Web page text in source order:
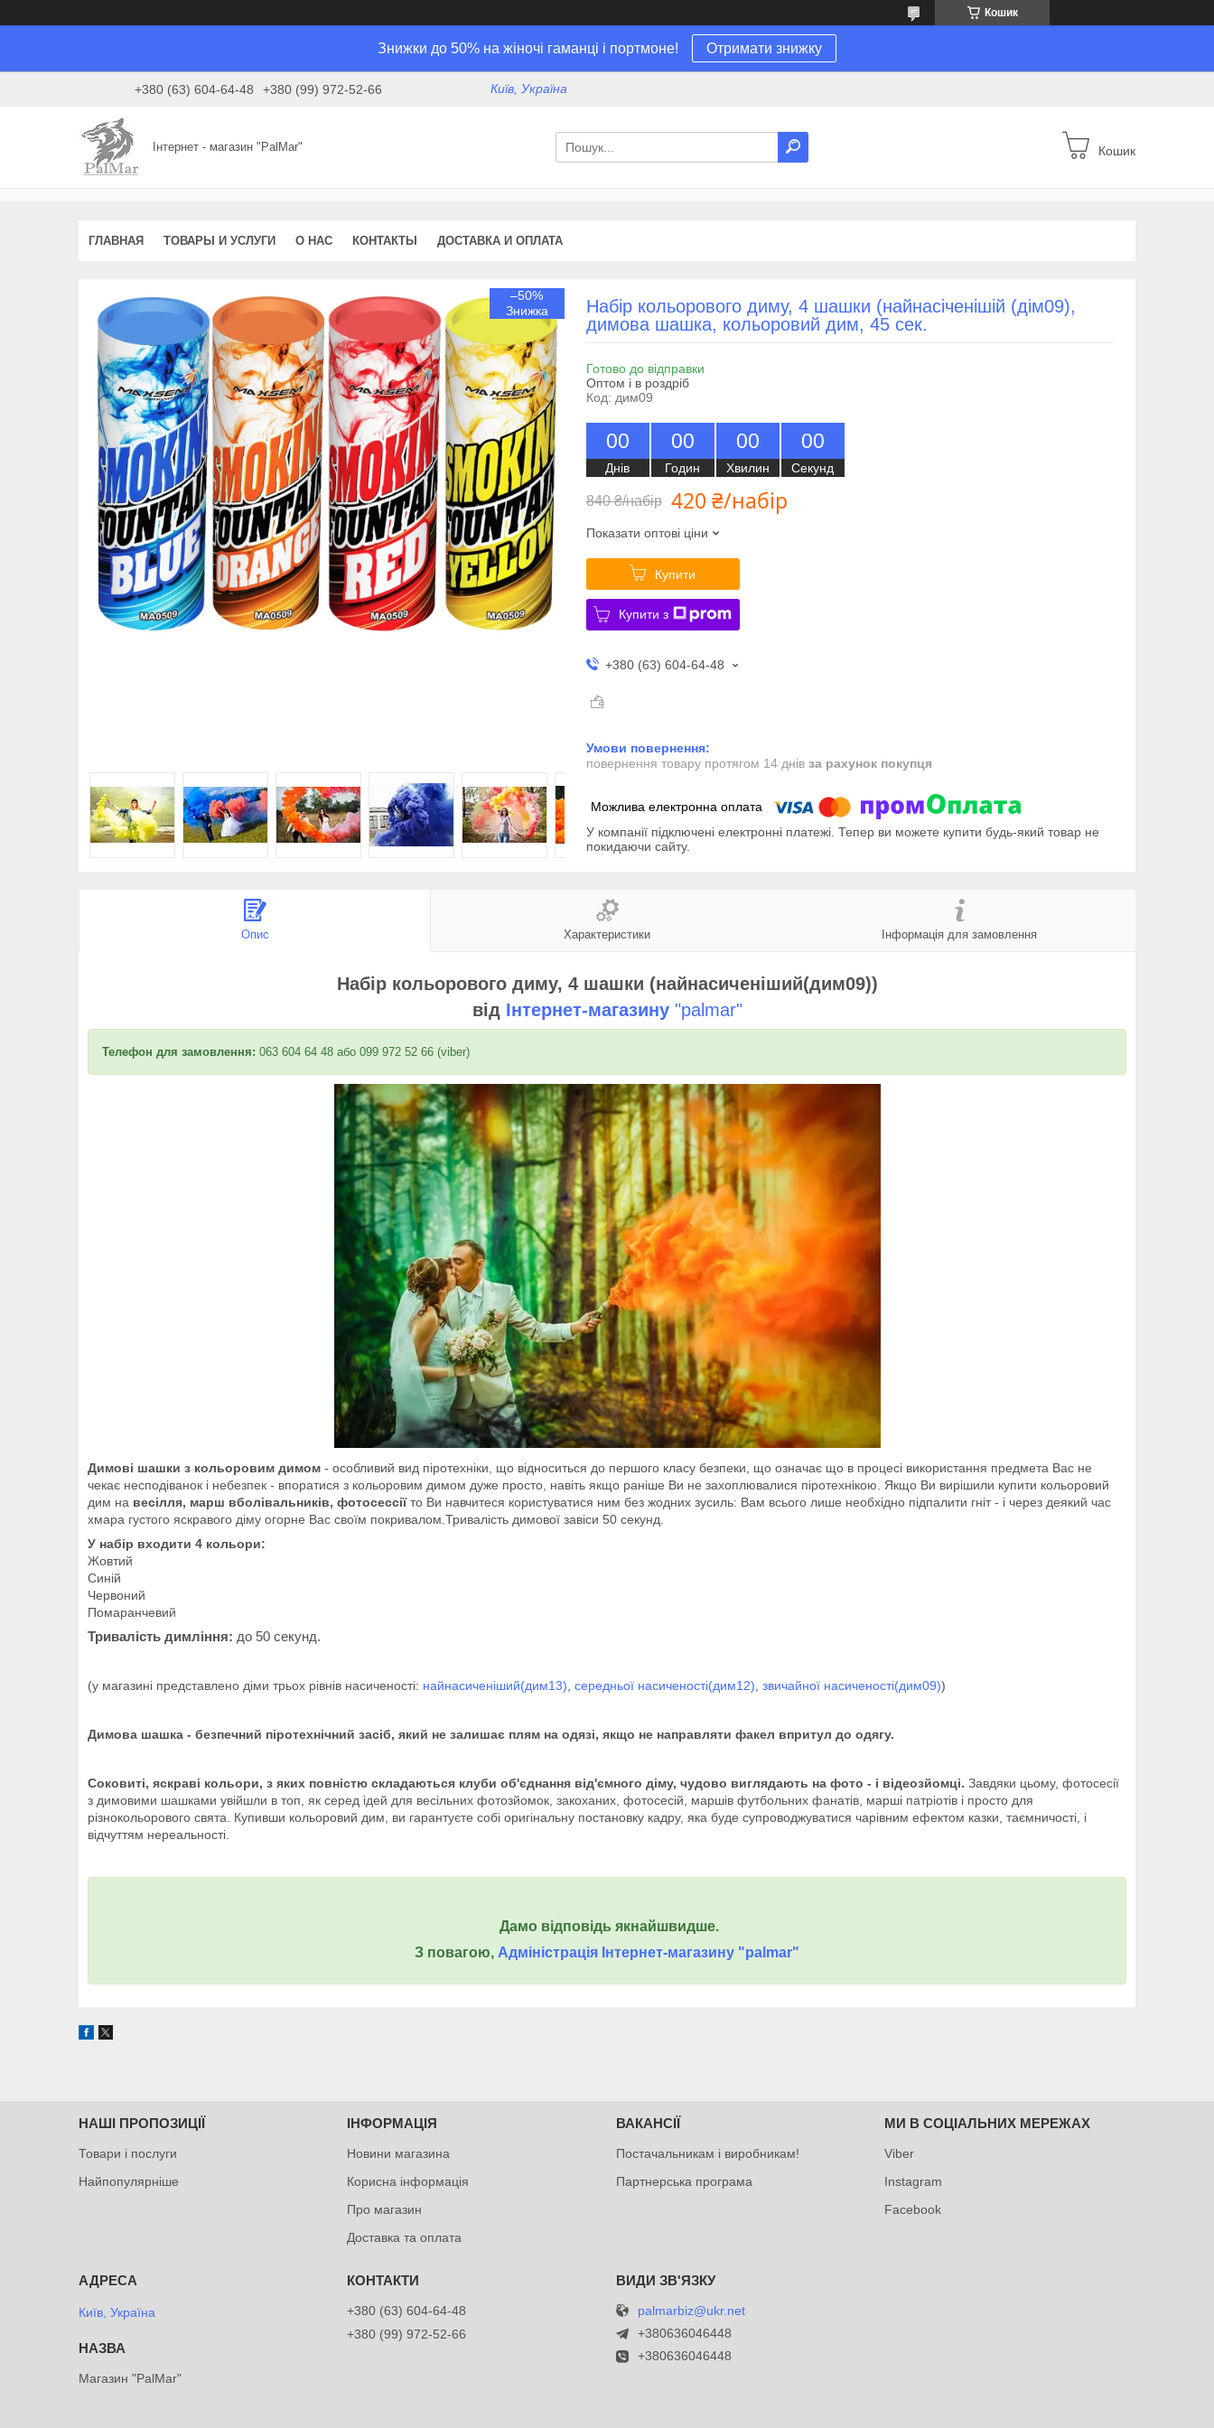
Кошик
Знижки до 50% на жіночі гаманці і портмоне! Отримати знижку
+380 (63) 604-64-48 +380 (99) 972-52-66 Київ, Україна
Інтернет - магазин "PalMar" Кошик
ГЛАВНАЯ ТОВАРЫ И УСЛУГИ О НАС КОНТАКТЫ ДОСТАВКА И ОПЛАТА
–50%
Набір кольорового диму, 4 шашки (найнасіченішій (дім09),
димова шашка, кольоровий дим, 45 сек.
Готово до відправки
Оптом і в роздріб
Код: дим09
00
Днів
00
Годин
00
Хвилин
00
Секунд
840 ₴/набір 420 ₴/набір
Показати оптові ціни
Купити
Купити з
+380 (63) 604-64-48
повернення товару протягом 14 днів за рахунок покупця
У компанії підключені електронні платежі. Тепер ви можете купити будь-який товар не
покидаючи сайту.
Опис Характеристики Інформація для замовлення
Набір кольорового диму, 4 шашки (найнасиченіший(дим09))
від Інтернет-магазину"palmar"
Телефон для замовлення: 063 604 64 48 або 099 972 52 66 (viber)
Димові шашки з кольоровим димом - особливий вид піротехніки, що відноситься до першого класу безпеки, що означає що в процесі використання предмета Вас не
чекає несподіванок і небезпек - впоратися з кольоровим димом дуже просто, навіть якщо раніше Ви не захоплювалися піротехнікою. Якщо Ви вирішили купити кольоровий
дим на весілля, марш вболівальників, фотосессіїто Ви навчитеся користуватися ним без жодних зусиль: Вам всього лише необхідно підпалити гніт - і через деякий час
хмара густого яскравого діму огорне Вас своїм покривалом.Тривалість димової завіси 50 секунд.
У набір входити 4 кольори:
Жовтий
Синій
Червоний
Помаранчевий
Тривалість димління: до 50 секунд.
(у магазині представлено діми трьох рівнів насиченості: найнасиченіший(дим13) середньої насиченості(дим12) звичайної насиченості(дим09))
Димова шашка - безпечний піротехнічний засіб, який не залишає плям на одязі, якщо не направляти факел впритул до одягу.
Соковиті, яскраві кольори, з яких повністю складаються клуби об'єднання від'ємного діму, чудово виглядають на фото - і відеозйомці. Завдяки цьому, фотосесії
з димовими шашками увійшли в топ, як серед ідей для весільних фотозйомок, закоханих, фотосесій, маршів футбольних фанатів, марші патріотів і просто для
різнокольорового свята. Купивши кольоровий дим, ви гарантуєте собі оригінальну постановку кадру, яка буде супроводжуватися чарівним ефектом казки, таємничості, і
відчуттям нереальності.
Дамо відповідь якнайшвидше.
З повагою, Адміністрація Інтернет-магазину "palmar"
НАШІ ПРОПОЗИЦІЇ
Товари і послуги
Найпопулярніше
ІНФОРМАЦІЯ
Новини магазина
Корисна інформація
Про магазин
Доставка та оплата
ВАКАНСІЇ
Постачальникам і виробникам!
Партнерська програма
МИ В СОЦІАЛЬНИХ МЕРЕЖАХ
Viber
Instagram
Facebook
Київ, Україна
Магазин "PalMar"
+380 (63) 604-64-48
+380 (99) 972-52-66
palmarbiz@ukr.net
+380636046448
+380636046448